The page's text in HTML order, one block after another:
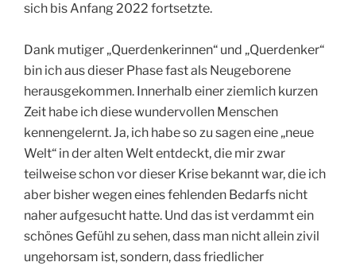
sich bis Anfang 2022 fortsetzte.
Dank mutiger „Querdenkerinnen“ und „Querdenker“
bin ich aus dieser Phase fast als Neugeborene
herausgekommen. Innerhalb einer ziemlich kurzen
Zeit habe ich diese wundervollen Menschen
kennengelernt. Ja, ich habe so zu sagen eine „neue
Welt“ in der alten Welt entdeckt, die mir zwar
teilweise schon vor dieser Krise bekannt war, die ich
aber bisher wegen eines fehlenden Bedarfs nicht
naher aufgesucht hatte. Und das ist verdammt ein
schönes Gefühl zu sehen, dass man nicht allein zivil
ungehorsam ist, sondern, dass friedlicher